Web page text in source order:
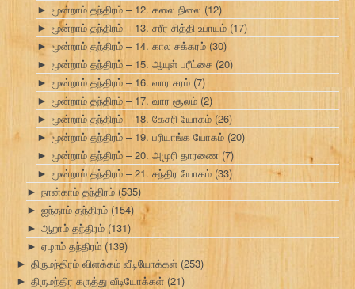
► மூன்றாம் தந்திரம் – 12. கலை நிலை (12)
► மூன்றாம் தந்திரம் – 13. சரீர சித்தி உபாயம் (17)
► மூன்றாம் தந்திரம் – 14. கால சக்கரம் (30)
► மூன்றாம் தந்திரம் – 15. ஆயுள் பரீட்சை (20)
► மூன்றாம் தந்திரம் – 16. வார சரம் (7)
► மூன்றாம் தந்திரம் – 17. வார சூலம் (2)
► மூன்றாம் தந்திரம் – 18. கேசரி யோகம் (26)
► மூன்றாம் தந்திரம் – 19. பரியாங்க யோகம் (20)
► மூன்றாம் தந்திரம் – 20. அமுரி தாரணை (7)
► மூன்றாம் தந்திரம் – 21. சந்திர யோகம் (33)
► நான்காம் தந்திரம் (535)
► ஐந்தாம் தந்திரம் (154)
► ஆறாம் தந்திரம் (131)
► ஏழாம் தந்திரம் (139)
► திருமந்திரம் விளக்கம் வீடியோக்கள் (253)
► திருமந்திர கருத்து வீடியோக்கள் (21)